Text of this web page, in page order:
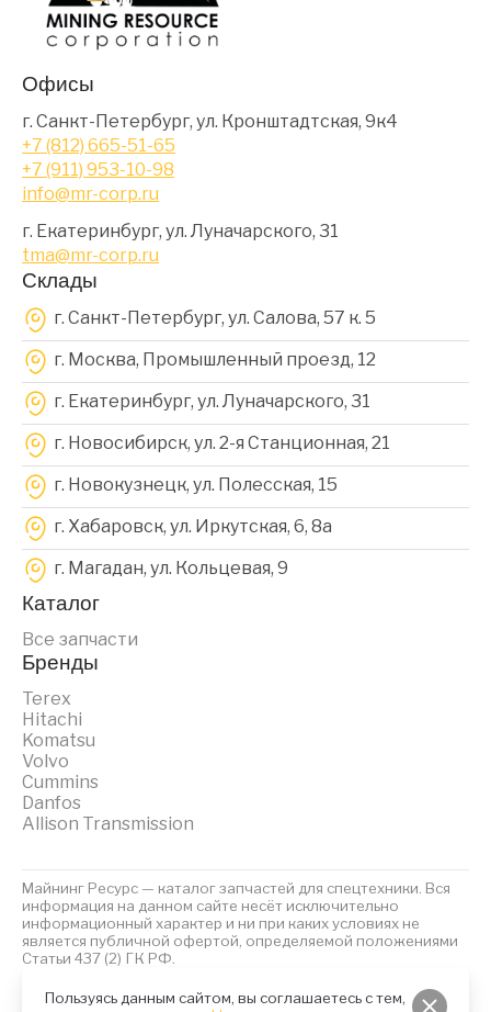
Пользуясь данным сайтом, вы соглашаетесь с тем,
Офисы
г. Санкт-Петербург, ул. Кронштадтская, 9к4
+7 (812) 665-51-65
+7 (911) 953-10-98
info@mr-corp.ru
г. Екатеринбург, ул. Луначарского, 31
tma@mr-corp.ru
Склады
г. Санкт-Петербург, ул. Салова, 57 к. 5
г. Москва, Промышленный проезд, 12
г. Екатеринбург, ул. Луначарского, 31
г. Новосибирск, ул. 2-я Станционная, 21
г. Новокузнецк, ул. Полесская, 15
г. Хабаровск, ул. Иркутская, 6, 8a
г. Магадан, ул. Кольцевая, 9
Каталог
Все запчасти
Бренды
Terex
Hitachi
Komatsu
Volvo
Cummins
Danfos
Allison Transmission
Майнинг Ресурс — каталог запчастей для спецтехники. Вся
информация на данном сайте несёт исключительно
информационный характер и ни при каких условиях не
является публичной офертой, определяемой положениями
Статьи 437 (2) ГК РФ.
Политика обработки персональных данныхФайлы Cookies